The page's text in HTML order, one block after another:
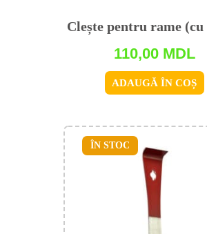
Clește pentru rame
110,00 MDL
ADAUGĂ ÎN COȘ
ÎN STOC